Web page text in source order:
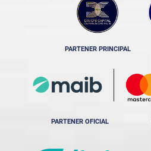
PARTENER PRINCIPAL
PARTENER OFICIAL